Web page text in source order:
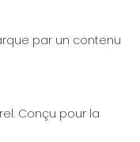
par un contenu
Conçu pour la